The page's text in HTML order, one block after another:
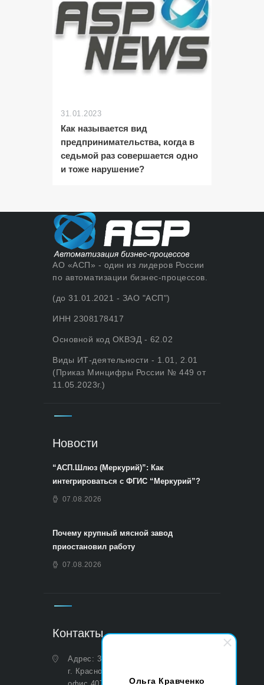
Ольга Кравченко
31.01.2023
Как называется вид
предпринимательства, когда в
седьмой раз совершается одно
и тоже нарушение?
АО «АСП» - один из лидеров России
по автоматизации бизнес-процессов.
(до 31.01.2021 - ЗАО "АСП")
ИНН 2308178417
Основной код ОКВЭД - 62.02
Виды ИТ-деятельности - 1.01, 2.01
(Приказ Минцифры России № 449 от
11.05.2023г.)
Новости
“АСП.Шлюз (Меркурий)”: Как
интегрироваться с ФГИС “Меркурий”?
07.08.2026
Почему крупный мясной завод
приостановил работу
07.08.2026
Контакты
Адрес: 350051, Краснодарский край,
г. Краснодар, ул. Дальняя, д. 27,